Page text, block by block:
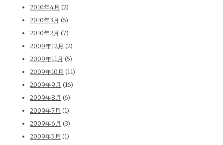
2010年4月 (2)
2010年3月 (6)
2010年2月 (7)
2009年12月 (2)
2009年11月 (5)
2009年10月 (11)
2009年9月 (16)
2009年8月 (6)
2009年7月 (1)
2009年6月 (3)
2009年5月 (1)